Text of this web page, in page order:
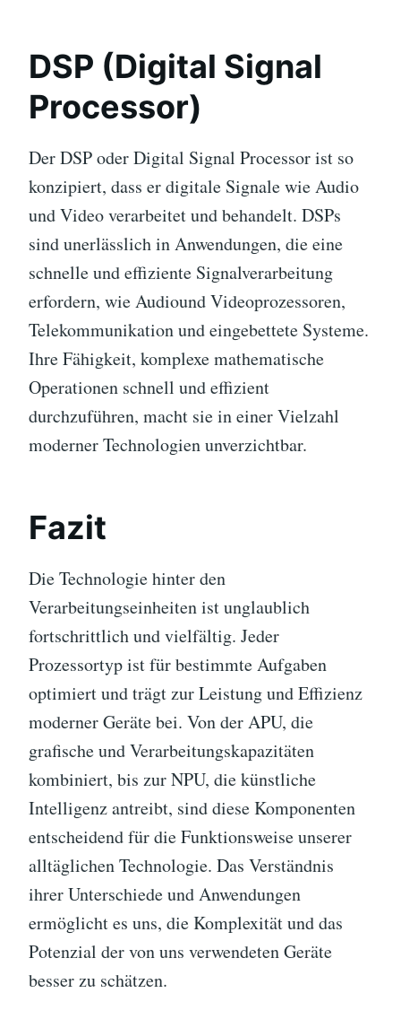
DSP (Digital Signal
Processor)
Der DSP oder Digital Signal Processor ist so
konzipiert, dass er digitale Signale wie Audio
und Video verarbeitet und behandelt. DSPs
sind unerlässlich in Anwendungen, die eine
schnelle und effiziente Signalverarbeitung
erfordern, wie Audiound Videoprozessoren,
Telekommunikation und eingebettete Systeme.
Ihre Fähigkeit, komplexe mathematische
Operationen schnell und effizient
durchzuführen, macht sie in einer Vielzahl
moderner Technologien unverzichtbar.
Fazit
Die Technologie hinter den
Verarbeitungseinheiten ist unglaublich
fortschrittlich und vielfältig. Jeder
Prozessortyp ist für bestimmte Aufgaben
optimiert und trägt zur Leistung und Effizienz
moderner Geräte bei. Von der APU, die
grafische und Verarbeitungskapazitäten
kombiniert, bis zur NPU, die künstliche
Intelligenz antreibt, sind diese Komponenten
entscheidend für die Funktionsweise unserer
alltäglichen Technologie. Das Verständnis
ihrer Unterschiede und Anwendungen
ermöglicht es uns, die Komplexität und das
Potenzial der von uns verwendeten Geräte
besser zu schätzen.